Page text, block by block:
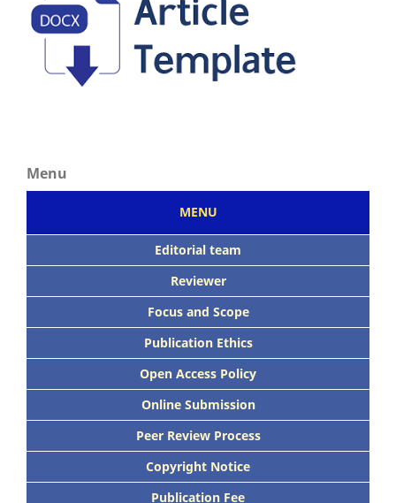
Menu
MENU
Editorial team
Reviewer
Focus and Scope
Publication Ethics
Open Access Policy
Online Submission
Peer Review Process
Copyright Notice
Publication Fee